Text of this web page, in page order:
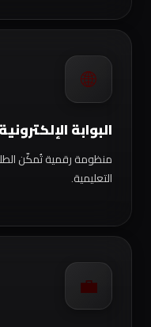
🌐
البوابة الإلكترونية
منظومة رقمية تُمكّن
التعليمية.
💼